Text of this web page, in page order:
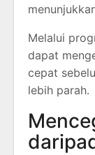
Melalui
dapat
cepat
lebih parah.